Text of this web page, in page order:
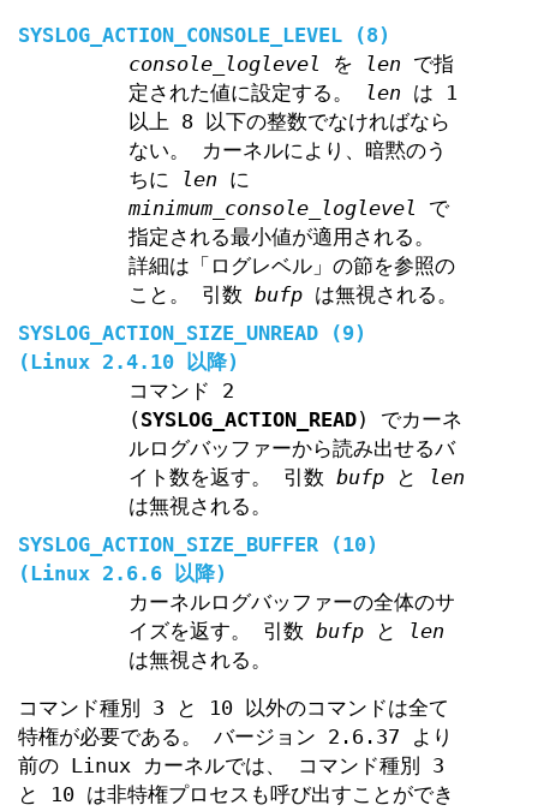
SYSLOG_ACTION_CONSOLE_LEVEL (8)
console_loglevel を len で指
定された値に設定する。
len は 1
以上 8 以下の整数でなければなら
ない。 カーネルにより、暗黙のう
ちに
len に
minimum_console_loglevel で
指定される最小値が適用される。
詳細は「ログレベル」の節を参照の
こと。 引数 bufpは無視される。
SYSLOG_ACTION_SIZE_UNREAD (9)
(Linux 2.4.10 以降)
コマンド 2
(SYSLOG_ACTION_READ) でカーネ
ルログバッファーから読み出せるバ
イト数を返す。 引数 bufpと
len
は無視される。
SYSLOG_ACTION_SIZE_BUFFER (10)
(Linux 2.6.6 以降)
カーネルログバッファーの全体のサ
イズを返す。 引数 bufpと
len
は無視される。
コマンド種別 3 と 10 以外のコマンドは全て
特権が必要である。 バージョン 2.6.37 より
前の Linux カーネルでは、 コマンド種別 3
と 10 は非特権プロセスも呼び出すことができ